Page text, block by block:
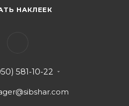
НАКЛЕЕК
581-10-22